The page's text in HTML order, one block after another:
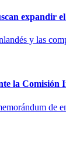
expandir
y las
la Comisión
de